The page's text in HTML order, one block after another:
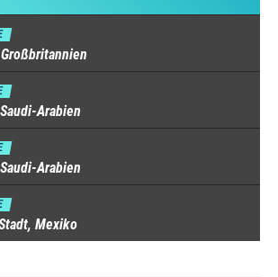
Arabien
Arabien
Mexiko